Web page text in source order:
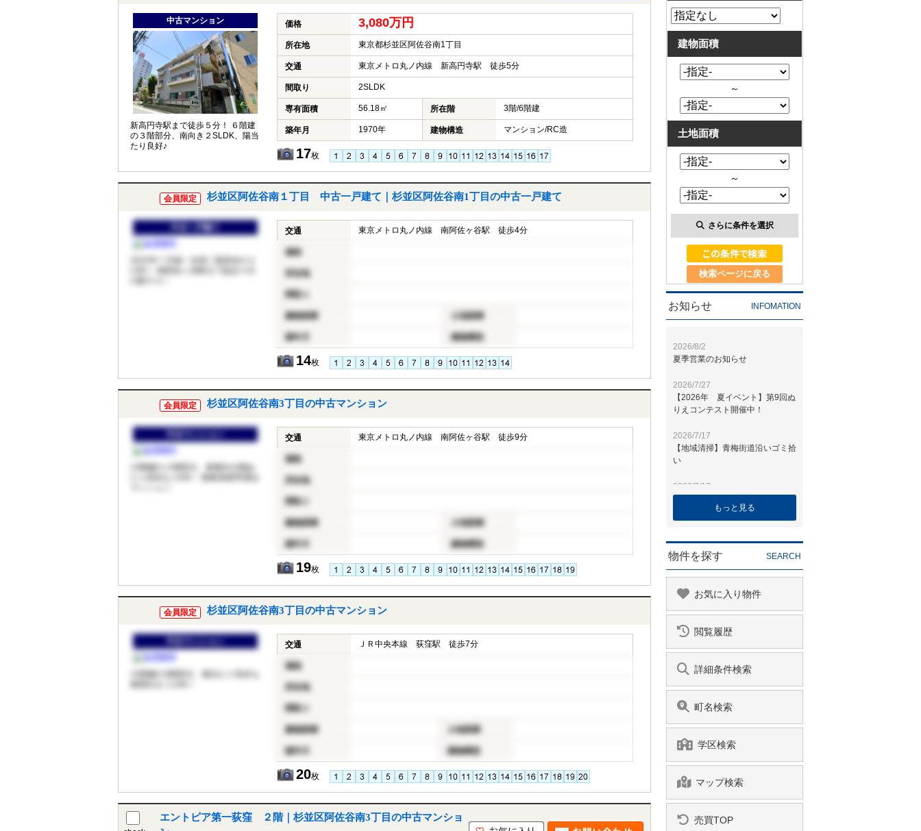
中古マンション
新高円寺駅まで徒歩５分！ ６階建
の３階部分、南向き２SLDK、陽当
たり良好♪
価格 3,080万円
所在地 東京都杉並区阿佐谷南1丁目
交通 東京メトロ丸ノ内線 新高円寺駅 徒歩5分
間取り 2SLDK
専有面積 56.18㎡ 所在階 3階/6階建
築年月 1970年 建物構造 マンション/RC造
17枚
会員限定 杉並区阿佐谷南１丁目 中古一戸建て｜杉並区阿佐谷南1丁目の中古一戸建て
中古一戸建て
2022年７月築！全室二面採光の２
交通 東京メトロ丸ノ内線 南阿佐ヶ谷駅 徒歩4分
価格
所在地
間取り
建物面積 土地面積
築年月 建物構造
14枚
会員限定 杉並区阿佐谷南3丁目の中古マンション
13階建の４階部分、南東向き陽あ
交通 東京メトロ丸ノ内線 南阿佐ヶ谷駅 徒歩9分
価格
所在地
間取り
建物面積 土地面積
築年月 建物構造
19枚
会員限定 杉並区阿佐谷南3丁目の中古マンション
12階建の3階部分、陽当たり良好な
交通 ＪＲ中央本線 荻窪駅 徒歩7分
価格
所在地
間取り
建物面積 土地面積
築年月 建物構造
20枚
エントピア第一荻窪 ２階｜杉並区阿佐谷南3丁目の中古マンショ
建物面積
～
土地面積
～
さらに条件を選択
検索ページに戻る
お知らせ INFOMATION
もっと見る
物件を探す SEARCH
お気に入り物件
閲覧履歴
詳細条件検索
町名検索
学区検索
マップ検索
売買TOP